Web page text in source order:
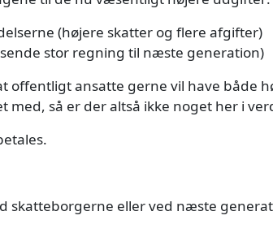
(højere skatter og flere afgifter)
stor regning til næste generation)
offentligt ansatte gerne vil have både
med, så er der altså ikke noget her i
skatteborgerne eller ved næste